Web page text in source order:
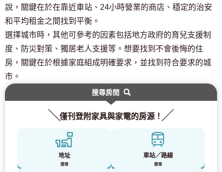
說，關鍵在於在靠近車站、24小時營業的商店、穩定的治安
和平均租金之間找到平衡。
選擇城市時，其他可參考的因素包括地方政府的育兒支援制
度、防災對策、獨居老人支援等。想要找到不會後悔的住
房，關鍵在於根據家庭組成明確要求，並找到符合要求的城
市。
搜尋房間
僅刊登附家具與家電的房源！
地址
搜尋
車站／路線
搜尋